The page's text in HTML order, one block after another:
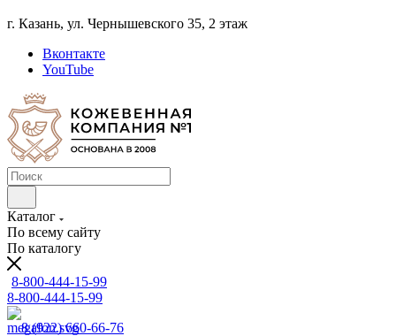
г. Казань, ул. Чернышевского 35, 2 этаж
Вконтакте
YouTube
Каталог
По всему сайту
По каталогу
8-800-444-15-99
8-800-444-15-99
8 (922) 660-66-76